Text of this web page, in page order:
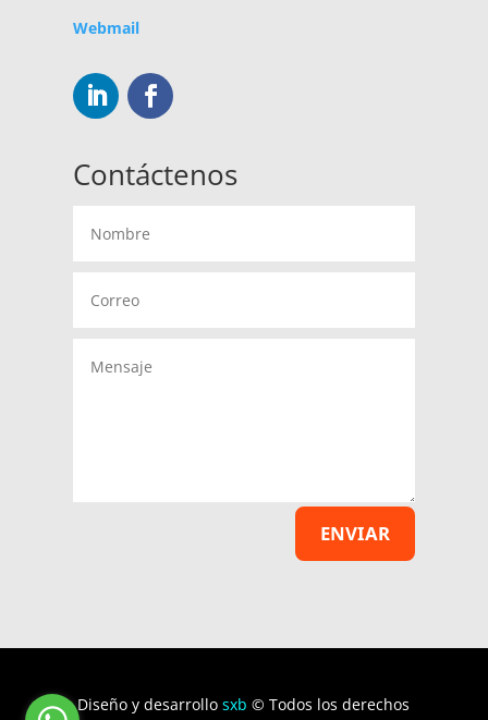
Webmail
Contáctenos
ENVIAR
Diseño y desarrollosxb © Todos los derechos